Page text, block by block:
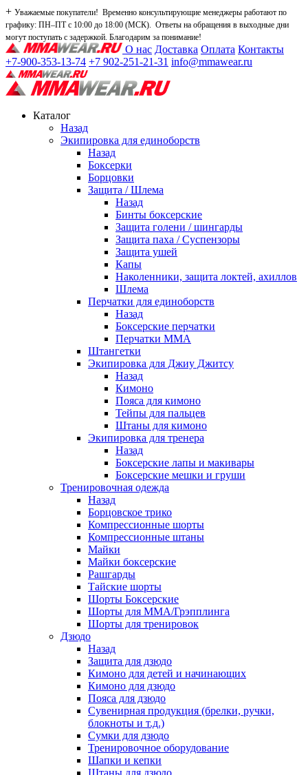
+ Уважаемые покупатели! Временно консультирующие менеджеры работают по
графику: ПН–ПТ с 10:00 до 18:00 (МСК). Ответы на обращения в выходные дни
могут поступать с задержкой. Благодарим за понимание!
О нас Доставка Оплата Контакты
+7-900-353-13-74 +7 902-251-21-31 info@mmawear.ru
Каталог
Назад
Экипировка для единоборств
Назад
Боксерки
Борцовки
Защита / Шлема
Назад
Бинты боксерские
Защита голени / шингарды
Защита паха / Суспензоры
Защита ушей
Капы
Наколенники, защита локтей, ахиллов
Шлема
Перчатки для единоборств
Назад
Боксерские перчатки
Перчатки ММА
Штангетки
Экипировка для Джиу Джитсу
Назад
Кимоно
Пояса для кимоно
Тейпы для пальцев
Штаны для кимоно
Экипировка для тренера
Назад
Боксерские лапы и макивары
Боксерские мешки и груши
Тренировочная одежда
Назад
Борцовское трико
Компрессионные шорты
Компрессионные штаны
Майки
Майки боксерские
Рашгарды
Тайские шорты
Шорты Боксерские
Шорты для ММА/Грэпплинга
Шорты для тренировок
Дзюдо
Назад
Защита для дзюдо
Кимоно для детей и начинающих
Кимоно для дзюдо
Пояса для дзюдо
Сувенирная продукция (брелки, ручки,
блокноты и т.д.)
Сумки для дзюдо
Тренировочное оборудование
Шапки и кепки
Штаны для дзюдо